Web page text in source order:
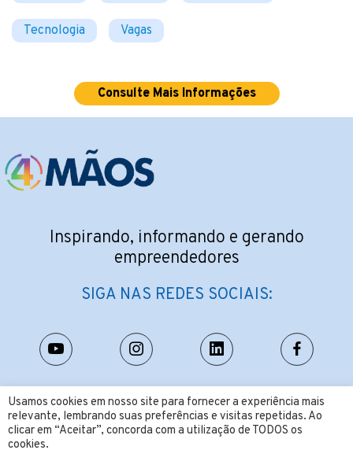
Tecnologia Vagas
Consulte Mais Informações
Usamos cookies em nosso site para fornecer a experiência mais
relevante, lembrando suas preferências e visitas repetidas. Ao
clicar em “Aceitar”, concorda com a utilização de TODOS os
cookies.
Inspirando, informando e gerando
empreendedores
SIGA NAS REDES SOCIAIS:
CONTATO:
contato@4maos.com.br